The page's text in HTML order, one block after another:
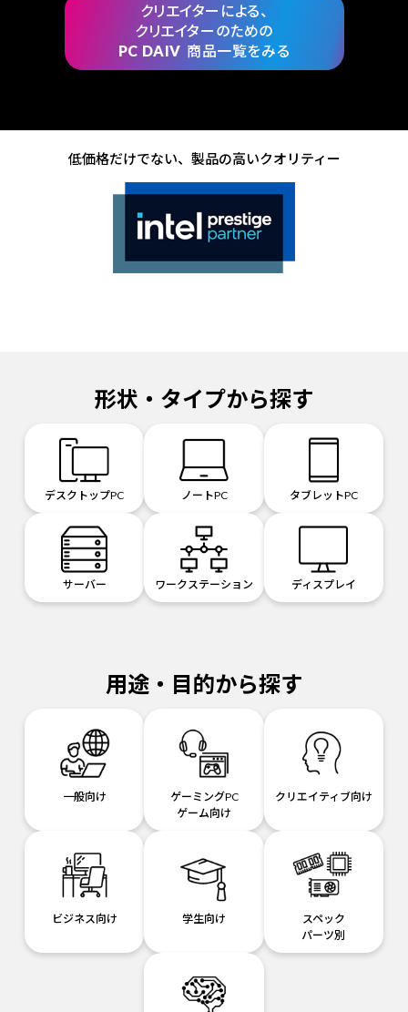
クリエイターによる、
クリエイターのための
PC DAIV 商品一覧をみる
低価格だけでない、製品の高いクオリティー
形状・タイプから探す
デスクトップPC ノートPC タブレットPC
サーバー ワークステーション ディスプレイ
用途・目的から探す
一般向け
ゲーミングPC
ゲーム向け
クリエイティブ向け
ビジネス向け 学生向け
スペック
パーツ別